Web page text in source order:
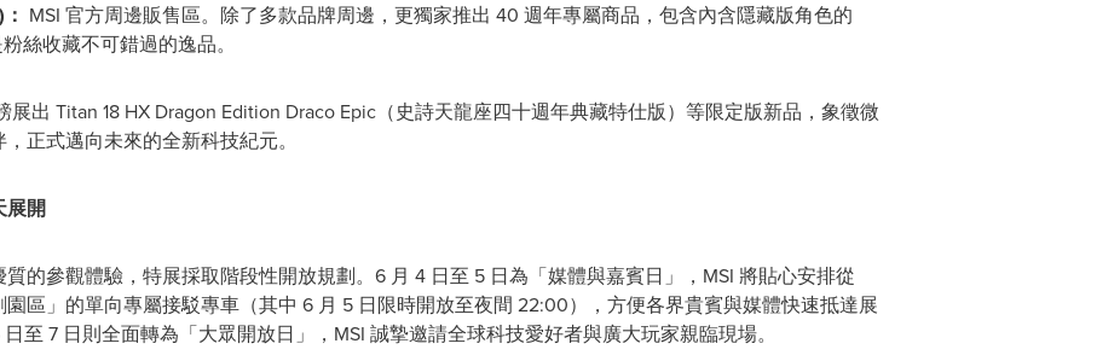
： MSI 官方周邊販售區。除了多款品牌周邊，更獨家推出 40 週年專屬商品，包含內含隱藏版角色的
絲收藏不可錯過的逸品。
展出 Titan 18 HX Dragon Edition Draco Epic（史詩天龍座四十週年典藏特仕版）等限定版新品，象徵微
正式邁向未來的全新科技紀元。
展開
的參觀體驗，特展採取階段性開放規劃。6 月 4 日至 5 日為「媒體與嘉賓日」，MSI 將貼心安排從
園區」的單向專屬接駁專車（其中 6 月 5 日限時開放至夜間 22:00），方便各界貴賓與媒體快速抵達展
至 7 日則全面轉為「大眾開放日」，MSI 誠摯邀請全球科技愛好者與廣大玩家親臨現場。